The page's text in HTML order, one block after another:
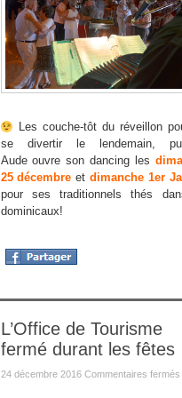
à
Les couche-tôt du réveillon
se divertir le lendemain,
Aude ouvre son dancing les
25 décembre et dimanche 1er
pour ses traditionnels thés
dominicaux!
L’Office de Tourisme
fermé durant les fêtes
24 décembre 2016 Commentaires fermés